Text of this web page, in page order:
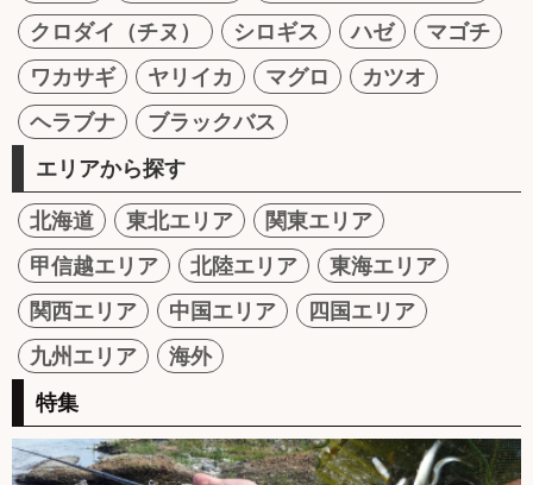
クロダイ（チヌ）
シロギス ハゼ
マゴチ
ワカサギ
ヤリイカ マグロ
カツオ
ヘラブナ
ブラックバス
エリアから探す
北海道 東北エリア
関東エリア
甲信越エリア
北陸エリア
東海エリア
関西エリア
中国エリア
四国エリア
九州エリア
海外
特集